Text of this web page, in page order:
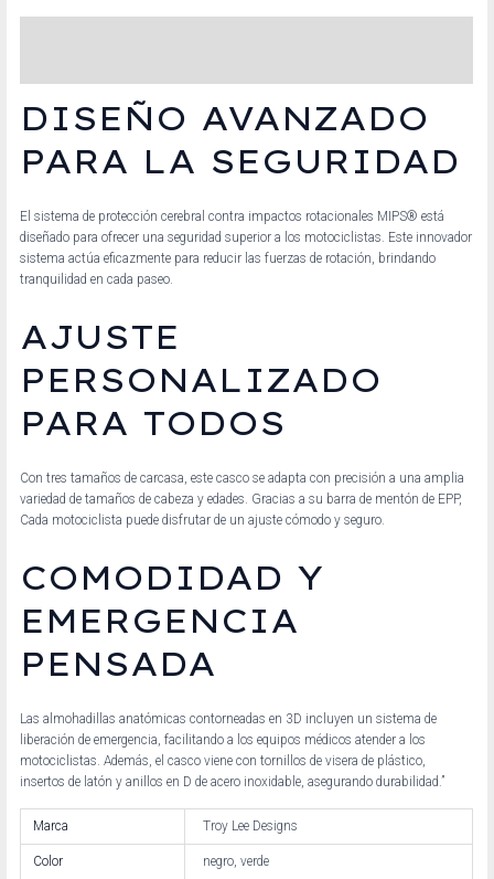
DISEÑO AVANZADO
PARA LA SEGURIDAD
El sistema de protección cerebral contra impactos rotacionales MIPS® está
diseñado para ofrecer una seguridad superior a los motociclistas. Este innovador
sistema actúa eficazmente para reducir las fuerzas de rotación, brindando
tranquilidad en cada paseo.
AJUSTE
PERSONALIZADO
PARA TODOS
Con tres tamaños de carcasa, este casco se adapta con precisión a una amplia
variedad de tamaños de cabeza y edades. Gracias a su barra de mentón de EPP,
Cada motociclista puede disfrutar de un ajuste cómodo y seguro.
COMODIDAD Y
EMERGENCIA
PENSADA
Las almohadillas anatómicas contorneadas en 3D incluyen un sistema de
liberación de emergencia, facilitando a los equipos médicos atender a los
motociclistas. Además, el casco viene con tornillos de visera de plástico,
insertos de latón y anillos en D de acero inoxidable, asegurando durabilidad.”
Marca Troy Lee Designs
Color negro, verde